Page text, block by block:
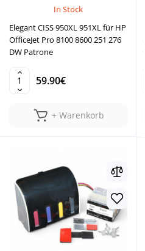
In Stock
Elegant CISS 950XL 951XL für HP
OfficeJet Pro 8100 8600 251 276
DW Patrone
59.90€
+ Warenkorb